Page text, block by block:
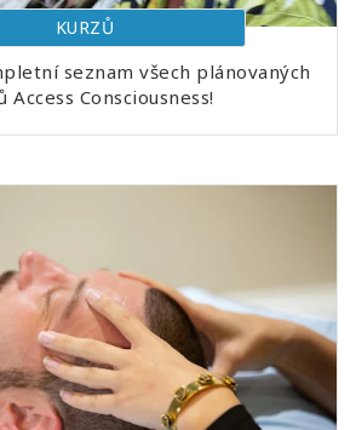
KURZŮ
seznam všech plánovaných
Access Consciousness!